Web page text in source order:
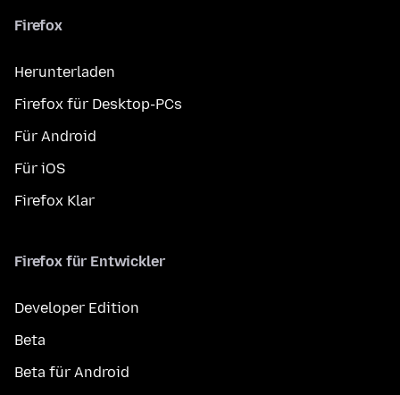
Firefox
Herunterladen
Firefox für Desktop-PCs
Für Android
Für iOS
Firefox Klar
Firefox für Entwickler
Developer Edition
Beta
Beta für Android